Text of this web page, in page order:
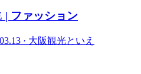
| ファッション
· 大阪観光といえ